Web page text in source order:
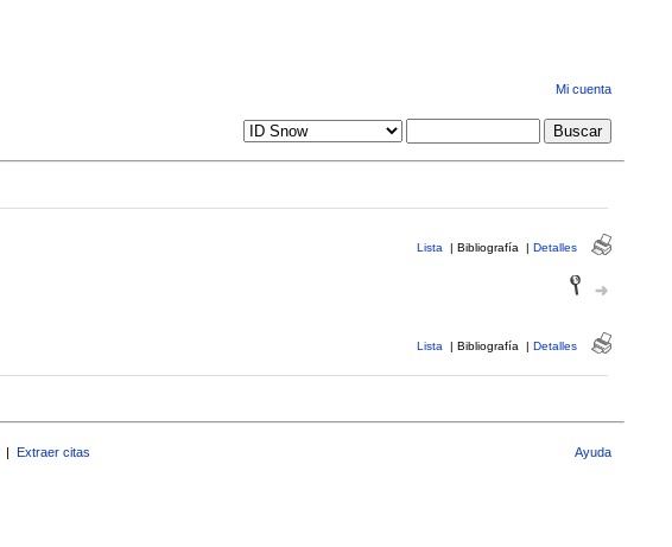
Mi cuenta
Lista | Bibliografía | Detalles
Lista | Bibliografía | Detalles
| Extraer citas Ayuda